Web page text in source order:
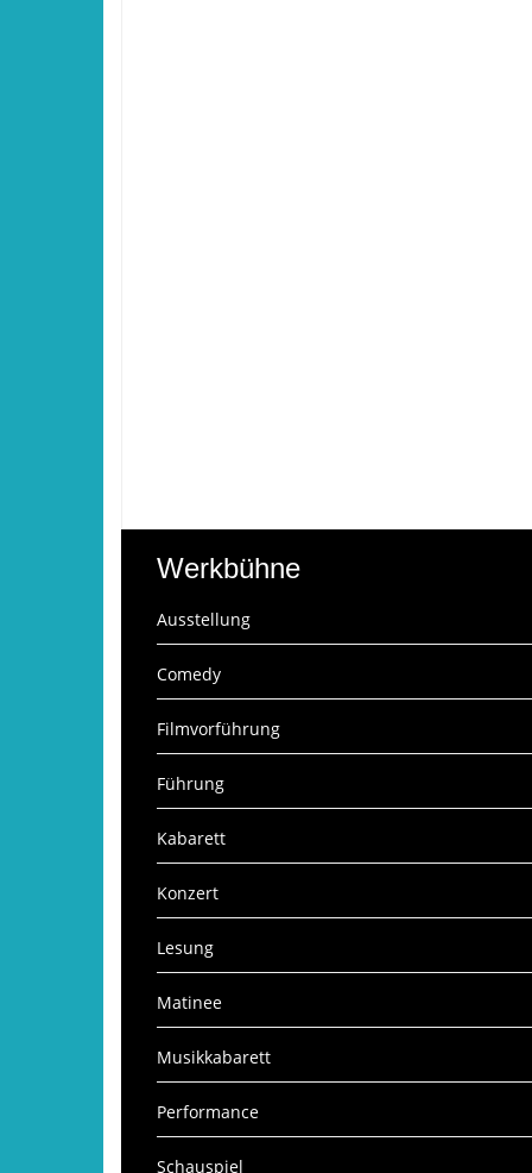
Werkbühne
Ausstellung
Comedy
Filmvorführung
Führung
Kabarett
Konzert
Lesung
Matinee
Musikkabarett
Performance
Schauspiel